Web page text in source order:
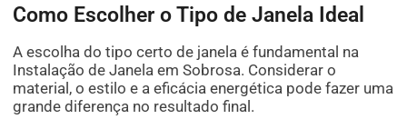
Como Escolher o Tipo de Janela Ideal
A escolha do tipo certo de janela é fundamental na
Instalação de Janela em Sobrosa. Considerar o
material, o estilo e a eficácia energética pode fazer uma
grande diferença no resultado final.